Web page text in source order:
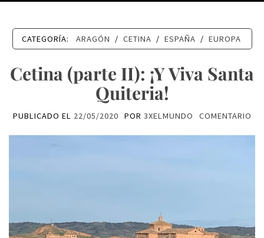
CATEGORÍA: ARAGÓN / CETINA / ESPAÑA / EUROPA
Cetina (parte II): ¡Y Viva Santa
Quiteria!
PUBLICADO EL 22/05/2020 POR 3XELMUNDO COMENTARIO